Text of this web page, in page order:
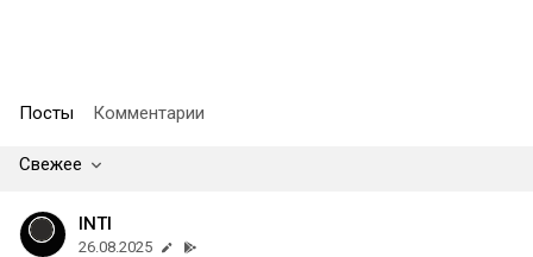
Посты Комментарии
Свежее
INTI
26.08.2025